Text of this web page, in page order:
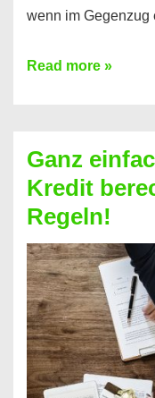
wenn im
Einen
bekommen?
So
ist
es
möglich!
Read more »
Ganz
Kredit
Regeln!